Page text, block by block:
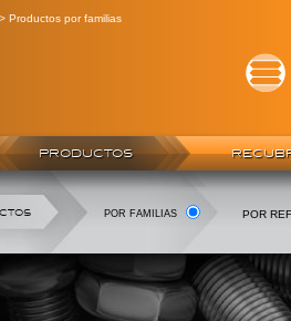
Productos por familias
PRODUCTOS
POR FAMILIAS POR